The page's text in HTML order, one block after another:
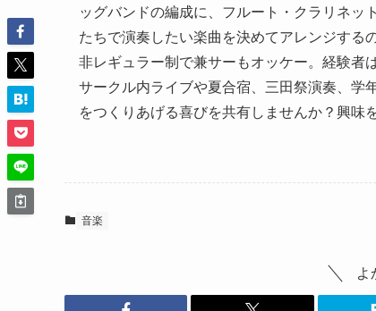
ッグバンドの編成に、フルート・クラリネッ
たちで演奏したい楽曲を決めてアレンジする
非レギュラー制で兼サーもオッケー。経験者
サークル内ライブや夏合宿、三田祭演奏、学
をつくりあげる喜びを共有しませんか？興味
音楽
よ